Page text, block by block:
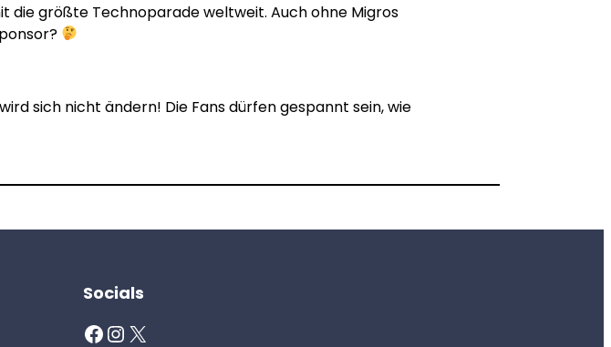
die größte Technoparade weltweit. Auch ohne Migros
sich nicht ändern! Die Fans dürfen gespannt sein, wie
Socials
Facebook InstagramX